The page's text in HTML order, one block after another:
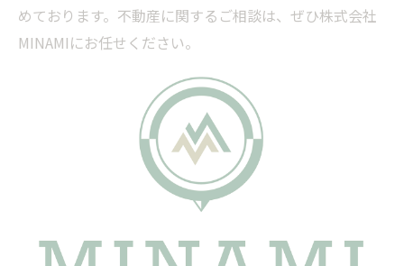
めております。不動産に関するご相談は、ぜひ株式会社
MINAMIにお任せください。